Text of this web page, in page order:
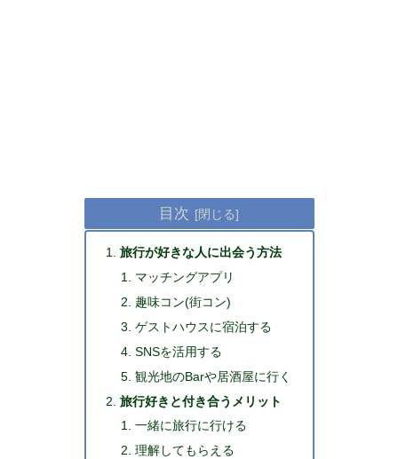
目次
旅行が好きな人に出会う方法
マッチングアプリ
趣味コン(街コン)
ゲストハウスに宿泊する
SNSを活用する
観光地のBarや居酒屋に行く
旅行好きと付き合うメリット
一緒に旅行に行ける
理解してもらえる